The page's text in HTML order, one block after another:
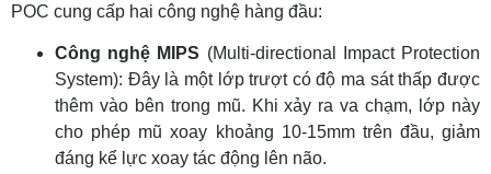
POC cung cấp hai công nghệ hàng đầu:
Công nghệ MIPS (Multi-directional Impact Protection
System): Đây là một lớp trượt có độ ma sát thấp được
thêm vào bên trong mũ. Khi xảy ra va chạm, lớp này
cho phép mũ xoay khoảng 10-15mm trên đầu, giảm
đáng kể lực xoay tác động lên não.